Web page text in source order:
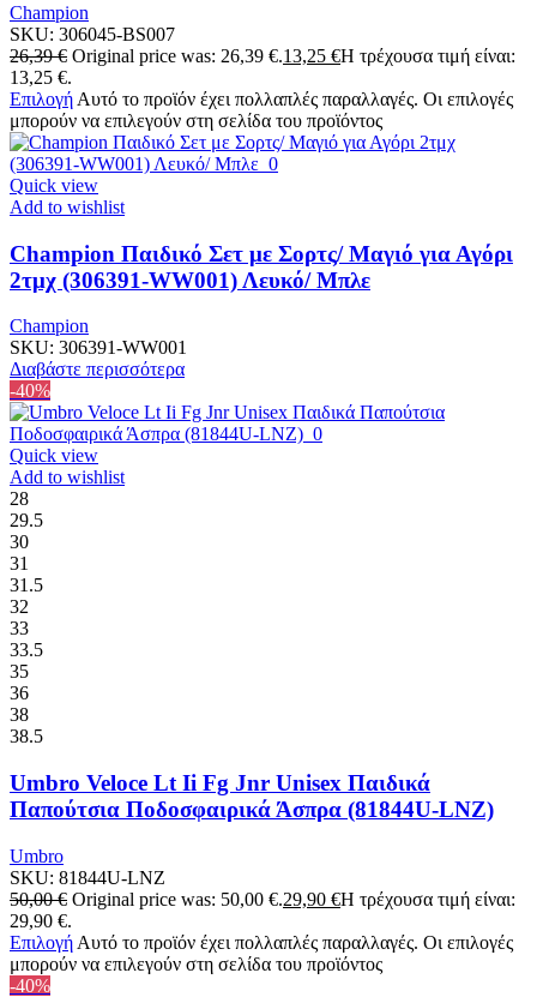
Champion
SKU: 306045-BS007
26,39€ Original price was: 26,39 €.13,25 €Η τρέχουσα τιμή είναι:
13,25 €.
Επιλογή Αυτό το προϊόν έχει πολλαπλές παραλλαγές. Οι επιλογές
μπορούν να επιλεγούν στη σελίδα του προϊόντος
Quick view
Add to wishlist
Champion Παιδικό Σετ με Σορτς/ Μαγιό για Αγόρι
2τμχ (306391-WW001) Λευκό/ Μπλε
Champion
SKU: 306391-WW001
Διαβάστε περισσότερα
-40%
Quick view
Add to wishlist
28
29.5
30
31
31.5
32
33
33.5
35
36
38
38.5
Umbro Veloce Lt Ii Fg Jnr Unisex Παιδικά
Παπούτσια Ποδοσφαιρικά Άσπρα (81844U-LNZ)
Umbro
SKU: 81844U-LNZ
50,00€ Original price was: 50,00 €.29,90 €Η τρέχουσα τιμή είναι:
29,90 €.
Επιλογή Αυτό το προϊόν έχει πολλαπλές παραλλαγές. Οι επιλογές
μπορούν να επιλεγούν στη σελίδα του προϊόντος
-40%